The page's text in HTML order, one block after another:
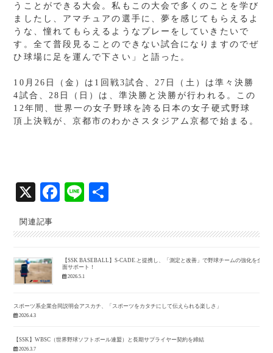
うことができる大会。私もこの大会で多くのことを学び
ましたし、アマチュアの選手に、夢を感じてもらえるよ
うな、憧れてもらえるようなプレーをしていきたいで
す。全て普段見ることのできない試合になりますのでぜ
ひ球場に足を運んで下さい」と語った。
10月26日（金）は1回戦3試合、27日（土）は準々決勝
4試合、28日（日）は、準決勝と決勝が行われる。この
12年間、世界一の女子野球を誇る日本の女子硬式野球
頂上決戦が、京都市のわかさスタジアム京都で始まる。
X
Fa
bo
Li
関連記事
【SSK BASEBALL】S-CADE.と提携し、「測定と改善」で野球チームの強化を全
面サポート！
2026.5.1
スポーツ系企業合同説明会アスカチ、「スポーツをカタチにして伝えられる楽しさ」
2026.4.3
【SSK】WBSC（世界野球ソフトボール連盟）と長期サプライヤー契約を締結
2026.3.7